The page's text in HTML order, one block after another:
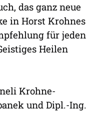
das ganz neue
in Horst Krohnes
für jeden
Heilen
Krohne-
und Dipl.-Ing.